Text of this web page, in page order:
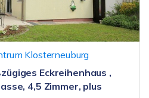
Klosterneuburg
Eckreihenhaus ,
4,5 Zimmer, plus